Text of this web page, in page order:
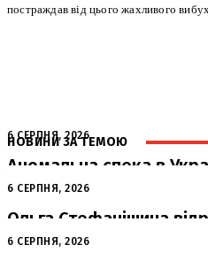
постраждав від цього жахливого
НОВИНИ ЗА ТЕМОЮ
6 СЕРПНЯ, 2026
Аномальна спека в
кінця: очікується
6 СЕРПНЯ, 2026
Ольга Стефанішина
підозри від НАБУ та САП
6 СЕРПНЯ, 2026